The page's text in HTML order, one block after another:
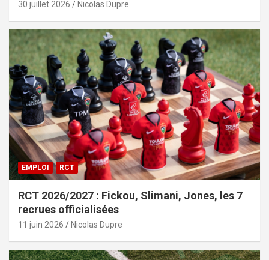
30 juillet 2026 Nicolas Dupre
EMPLOI RCT
RCT 2026/2027 : Fickou, Slimani, Jones, les 7
recrues officialisées
11 juin 2026 Nicolas Dupre